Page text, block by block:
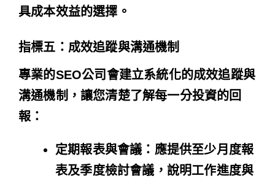
具成本效益的選擇。
指標五：成效追蹤與溝通機制
專業的SEO公司會建立系統化的成效追蹤與
溝通機制，讓您清楚了解每一分投資的回
報：
定期報表與會議 ：應提供至少月度報
表及季度檢討會議，說明工作進度與